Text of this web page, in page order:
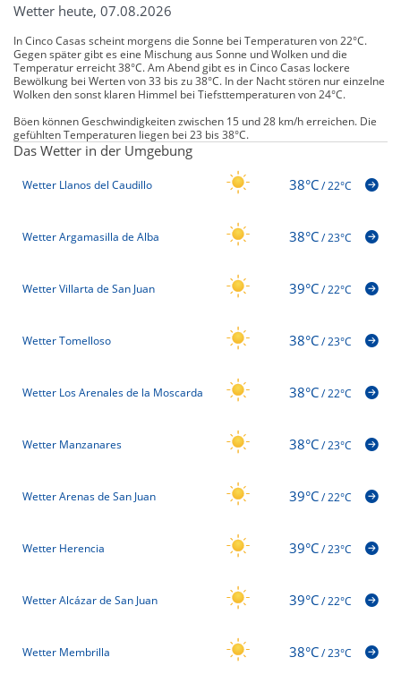
Wetter heute, 07.08.2026
In Cinco Casas scheint morgens die Sonne bei Temperaturen von 22°C.
Gegen später gibt es eine Mischung aus Sonne und Wolken und die
Temperatur erreicht 38°C. Am Abend gibt es in Cinco Casas lockere
Bewölkung bei Werten von 33 bis zu 38°C. In der Nacht stören nur einzelne
Wolken den sonst klaren Himmel bei Tiefsttemperaturen von 24°C.
Böen können Geschwindigkeiten zwischen 15 und 28 km/h erreichen. Die
gefühlten Temperaturen liegen bei 23 bis 38°C.
Das Wetter in der Umgebung
Wetter Llanos del Caudillo 38°C/22°C
Wetter Argamasilla de Alba 38°C/23°C
Wetter Villarta de San Juan 39°C/22°C
Wetter Tomelloso 38°C/23°C
Wetter Los Arenales de la Moscarda 38°C/22°C
Wetter Manzanares 38°C/23°C
Wetter Arenas de San Juan 39°C/22°C
Wetter Herencia 39°C/23°C
Wetter Alcázar de San Juan 39°C/22°C
Wetter Membrilla 38°C/23°C